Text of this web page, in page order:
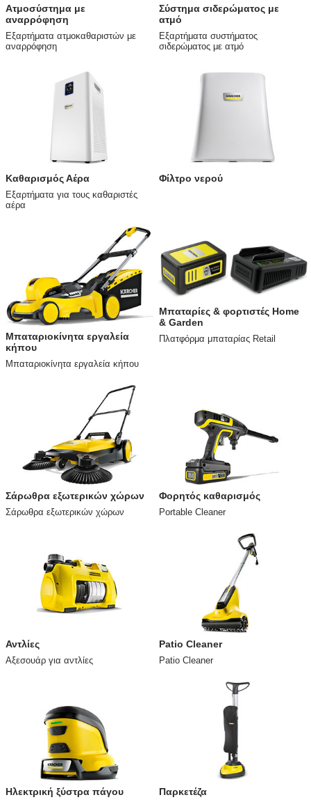
Ατμοσύστημα με
αναρρόφηση
Εξαρτήματα ατμοκαθαριστών με
αναρρόφηση
Σύστημα σιδερώματος με
ατμό
Εξαρτήματα συστήματος
σιδερώματος με ατμό
Καθαρισμός Αέρα
Εξαρτήματα για τους καθαριστές
αέρα
Φίλτρο νερού
Μπαταριοκίνητα εργαλεία
κήπου
Μπαταριοκίνητα εργαλεία κήπου
Μπαταρίες & φορτιστές Home
& Garden
Πλατφόρμα μπαταρίας Retail
Σάρωθρα εξωτερικών χώρων
Σάρωθρα εξωτερικών χώρων
Φορητός καθαρισμός
Portable Cleaner
Αντλίες
Αξεσουάρ για αντλίες
Patio Cleaner
Patio Cleaner
Ηλεκτρική ξύστρα πάγου Παρκετέζα